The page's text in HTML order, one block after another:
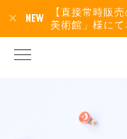
【直接常時販
美術館」様にて